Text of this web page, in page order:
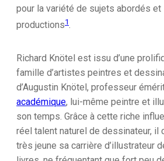
pour la variété de sujets abordés et
productions1.
Richard Knötel est issu d’une
famille d’artistes peintres et
d’Augustin Knötel, professeur
académique, lui-même peintre et
son temps. Grâce à cette riche
réel talent naturel de dessinateur, il
très jeune sa carrière d’illustrateur